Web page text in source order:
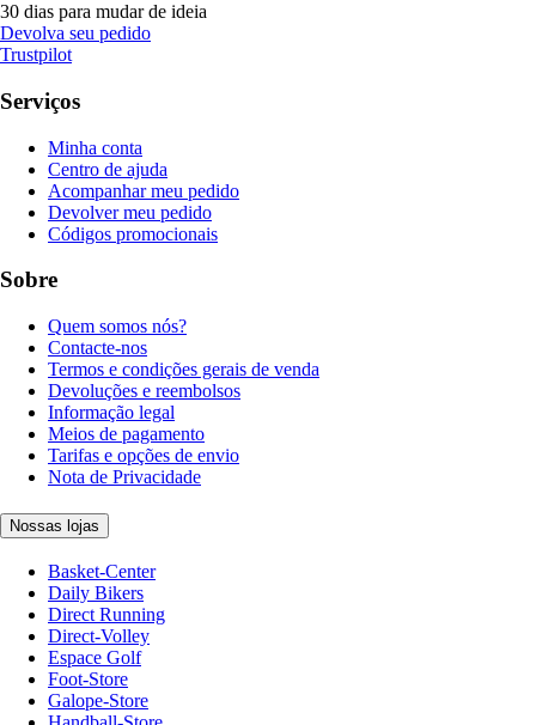
30 dias para mudar de ideia
Devolva seu pedido
Trustpilot
Serviços
Minha conta
Centro de ajuda
Acompanhar meu pedido
Devolver meu pedido
Códigos promocionais
Sobre
Quem somos nós?
Contacte-nos
Termos e condições gerais de venda
Devoluções e reembolsos
Informação legal
Meios de pagamento
Tarifas e opções de envio
Nota de Privacidade
Nossas lojas
Basket-Center
Daily Bikers
Direct Running
Direct-Volley
Espace Golf
Foot-Store
Galope-Store